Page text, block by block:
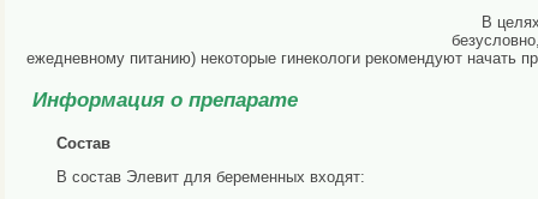
В
ежедневному питанию) некоторые гинекологи рекомендуют начать
Информация о препарате
Cостав
В состав Элевит для беременных входят: